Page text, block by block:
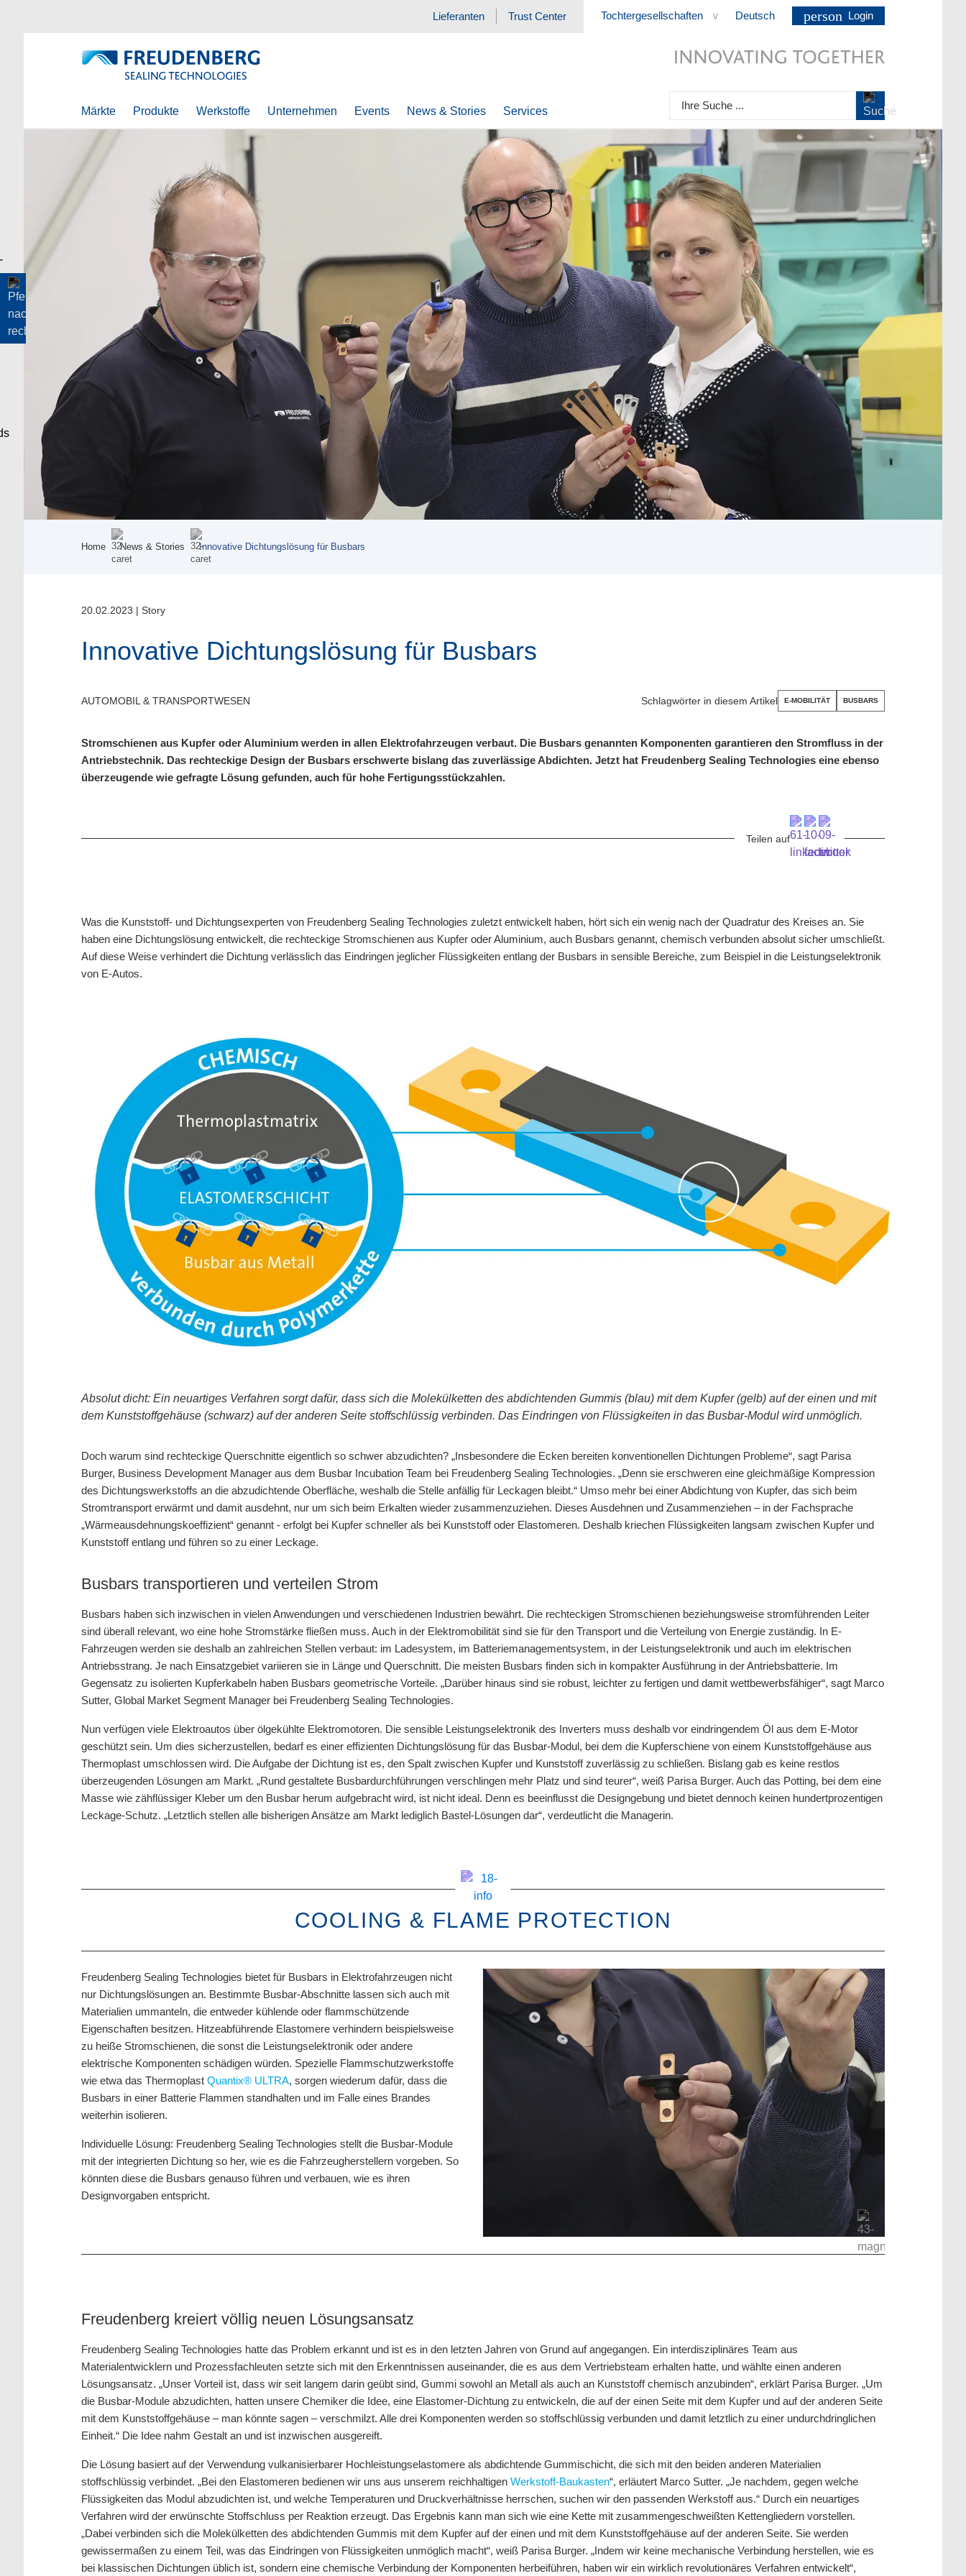
Lieferanten Trust Center Tochtergesellschaften > Deutsch person Login
Märkte Produkte Werkstoffe Unternehmen Events News & Stories Services
Home News & Stories Innovative Dichtungslösung für Busbars
20.02.2023 | Story
Innovative Dichtungslösung für Busbars
AUTOMOBIL & TRANSPORTWESEN Schlagwörter in diesem Artikel E-MOBILITÄT BUSBARS
Stromschienen aus Kupfer oder Aluminium werden in allen Elektrofahrzeugen verbaut. Die Busbars genannten Komponenten garantieren den Stromfluss in der
Antriebstechnik. Das rechteckige Design der Busbars erschwerte bislang das zuverlässige Abdichten. Jetzt hat Freudenberg Sealing Technologies eine ebenso
überzeugende wie gefragte Lösung gefunden, auch für hohe Fertigungsstückzahlen.
Teilen auf
Was die Kunststoff- und Dichtungsexperten von Freudenberg Sealing Technologies zuletzt entwickelt haben, hört sich ein wenig nach der Quadratur des Kreises an. Sie
haben eine Dichtungslösung entwickelt, die rechteckige Stromschienen aus Kupfer oder Aluminium, auch Busbars genannt, chemisch verbunden absolut sicher umschließt.
Auf diese Weise verhindert die Dichtung verlässlich das Eindringen jeglicher Flüssigkeiten entlang der Busbars in sensible Bereiche, zum Beispiel in die Leistungselektronik
von E-Autos.
Absolut dicht:Ein neuartiges Verfahren sorgt dafür, dass sich die Molekülketten des abdichtenden Gummis (blau) mit dem Kupfer (gelb) auf der einen und mit
dem Kunststoffgehäuse (schwarz) auf der anderen Seite stoffschlüssig verbinden. Das Eindringen von Flüssigkeiten in das Busbar-Modul wird unmöglich.
Doch warum sind rechteckige Querschnitte eigentlich so schwer abzudichten? „Insbesondere die Ecken bereiten konventionellen Dichtungen Probleme“, sagt Parisa
Burger, Business Development Manager aus dem Busbar Incubation Team bei Freudenberg Sealing Technologies. „Denn sie erschweren eine gleichmäßige Kompression
des Dichtungswerkstoffs an die abzudichtende Oberfläche, weshalb die Stelle anfällig für Leckagen bleibt.“ Umso mehr bei einer Abdichtung von Kupfer, das sich beim
Stromtransport erwärmt und damit ausdehnt, nur um sich beim Erkalten wieder zusammenzuziehen. Dieses Ausdehnen und Zusammenziehen – in der Fachsprache
„Wärmeausdehnungskoeffizient“ genannt - erfolgt bei Kupfer schneller als bei Kunststoff oder Elastomeren. Deshalb kriechen Flüssigkeiten langsam zwischen Kupfer und
Kunststoff entlang und führen so zu einer Leckage.
Busbars transportieren und verteilen Strom
Busbars haben sich inzwischen in vielen Anwendungen und verschiedenen Industrien bewährt. Die rechteckigen Stromschienen beziehungsweise stromführenden Leiter
sind überall relevant, wo eine hohe Stromstärke fließen muss. Auch in der Elektromobilität sind sie für den Transport und die Verteilung von Energie zuständig. In E-
Fahrzeugen werden sie deshalb an zahlreichen Stellen verbaut: im Ladesystem, im Batteriemanagementsystem, in der Leistungselektronik und auch im elektrischen
Antriebsstrang. Je nach Einsatzgebiet variieren sie in Länge und Querschnitt. Die meisten Busbars finden sich in kompakter Ausführung in der Antriebsbatterie. Im
Gegensatz zu isolierten Kupferkabeln haben Busbars geometrische Vorteile. „Darüber hinaus sind sie robust, leichter zu fertigen und damit wettbewerbsfähiger“, sagt Marco
Sutter, Global Market Segment Manager bei Freudenberg Sealing Technologies.
Nun verfügen viele Elektroautos über ölgekühlte Elektromotoren. Die sensible Leistungselektronik des Inverters muss deshalb vor eindringendem Öl aus dem E-Motor
geschützt sein. Um dies sicherzustellen, bedarf es einer effizienten Dichtungslösung für das Busbar-Modul, bei dem die Kupferschiene von einem Kunststoffgehäuse aus
Thermoplast umschlossen wird. Die Aufgabe der Dichtung ist es, den Spalt zwischen Kupfer und Kunststoff zuverlässig zu schließen. Bislang gab es keine restlos
überzeugenden Lösungen am Markt. „Rund gestaltete Busbardurchführungen verschlingen mehr Platz und sind teurer“, weiß Parisa Burger. Auch das Potting, bei dem eine
Masse wie zähflüssiger Kleber um den Busbar herum aufgebracht wird, ist nicht ideal. Denn es beeinflusst die Designgebung und bietet dennoch keinen hundertprozentigen
Leckage-Schutz. „Letztlich stellen alle bisherigen Ansätze am Markt lediglich Bastel-Lösungen dar“, verdeutlicht die Managerin.
COOLING & FLAME PROTECTION
Freudenberg Sealing Technologies bietet für Busbars in Elektrofahrzeugen nicht
nur Dichtungslösungen an. Bestimmte Busbar-Abschnitte lassen sich auch mit
Materialien ummanteln, die entweder kühlende oder flammschützende
Eigenschaften besitzen. Hitzeabführende Elastomere verhindern beispielsweise
zu heiße Stromschienen, die sonst die Leistungselektronik oder andere
elektrische Komponenten schädigen würden. Spezielle Flammschutzwerkstoffe
wie etwa das Thermoplast Quantix® ULTRA, sorgen wiederum dafür, dass die
Busbars in einer Batterie Flammen standhalten und im Falle eines Brandes
weiterhin isolieren.
Individuelle Lösung: Freudenberg Sealing Technologies stellt die Busbar-Module
mit der integrierten Dichtung so her, wie es die Fahrzeugherstellern vorgeben. So
könnten diese die Busbars genauso führen und verbauen, wie es ihren
Designvorgaben entspricht.
Freudenberg kreiert völlig neuen Lösungsansatz
Freudenberg Sealing Technologies hatte das Problem erkannt und ist es in den letzten Jahren von Grund auf angegangen. Ein interdisziplinäres Team aus
Materialentwicklern und Prozessfachleuten setzte sich mit den Erkenntnissen auseinander, die es aus dem Vertriebsteam erhalten hatte, und wählte einen anderen
Lösungsansatz. „Unser Vorteil ist, dass wir seit langem darin geübt sind, Gummi sowohl an Metall als auch an Kunststoff chemisch anzubinden“, erklärt Parisa Burger. „Um
die Busbar-Module abzudichten, hatten unsere Chemiker die Idee, eine Elastomer-Dichtung zu entwickeln, die auf der einen Seite mit dem Kupfer und auf der anderen Seite
mit dem Kunststoffgehäuse – man könnte sagen – verschmilzt. Alle drei Komponenten werden so stoffschlüssig verbunden und damit letztlich zu einer undurchdringlichen
Einheit.“ Die Idee nahm Gestalt an und ist inzwischen ausgereift.
Die Lösung basiert auf der Verwendung vulkanisierbarer Hochleistungselastomere als abdichtende Gummischicht, die sich mit den beiden anderen Materialien
stoffschlüssig verbindet. „Bei den Elastomeren bedienen wir uns aus unserem reichhaltigen Werkstoff-Baukasten“, erläutert Marco Sutter. „Je nachdem, gegen welche
Flüssigkeiten das Modul abzudichten ist, und welche Temperaturen und Druckverhältnisse herrschen, suchen wir den passenden Werkstoff aus.“ Durch ein neuartiges
Verfahren wird der erwünschte Stoffschluss per Reaktion erzeugt. Das Ergebnis kann man sich wie eine Kette mit zusammengeschweißten Kettengliedern vorstellen.
„Dabei verbinden sich die Molekülketten des abdichtenden Gummis mit dem Kupfer auf der einen und mit dem Kunststoffgehäuse auf der anderen Seite. Sie werden
gewissermaßen zu einem Teil, was das Eindringen von Flüssigkeiten unmöglich macht“, weiß Parisa Burger. „Indem wir keine mechanische Verbindung herstellen, wie es
bei klassischen Dichtungen üblich ist, sondern eine chemische Verbindung der Komponenten herbeiführen, haben wir ein wirklich revolutionäres Verfahren entwickelt“,